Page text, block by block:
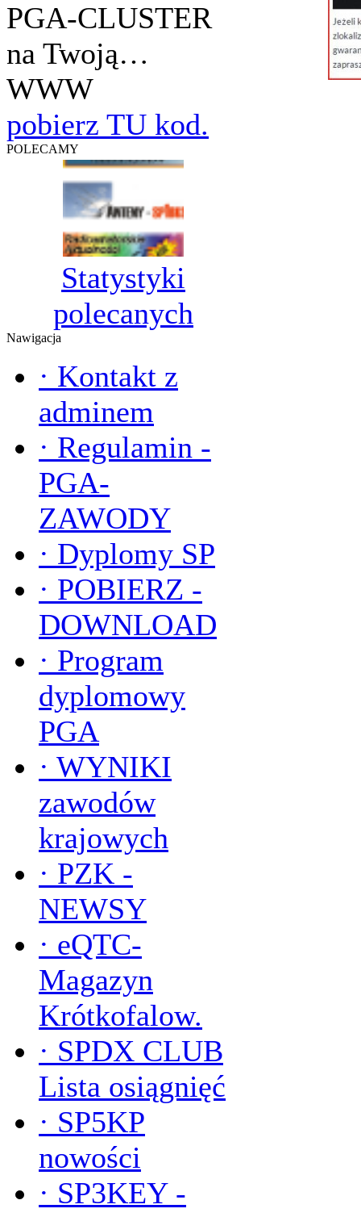
PGA-CLUSTER
na Twoją…
WWW
pobierz TU kod.
POLECAMY
Statystyki
polecanych
Nawigacja
· Kontakt z
adminem
· Regulamin -
PGA-
ZAWODY
· Dyplomy SP
· POBIERZ -
DOWNLOAD
· Program
dyplomowy
PGA
· WYNIKI
zawodów
krajowych
· PZK -
NEWSY
· eQTC-
Magazyn
Krótkofalow.
· SPDX CLUB
Lista osiągnięć
· SP5KP
nowości
· SP3KEY -